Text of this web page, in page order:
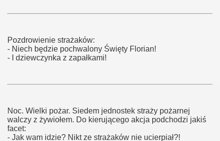
Pozdrowienie strażaków:
- Niech będzie pochwalony Święty Florian!
- I dziewczynka z zapałkami!
Noc. Wielki pożar. Siedem jednostek straży pożarnej
walczy z żywiołem. Do kierującego akcja podchodzi jakiś
facet:
- Jak wam idzie? Nikt ze strażaków nie ucierpiał?!